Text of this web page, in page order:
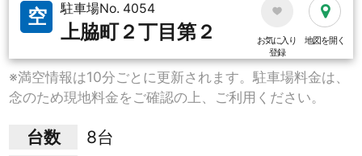
空 駐車場No. 4054
上脇町２丁目第２
お気に入り
登録
地図を開く
※満空情報は10分ごとに更新されます。駐車場料金は、
念のため現地料金をご確認の上、ご利用ください。
台数
8台